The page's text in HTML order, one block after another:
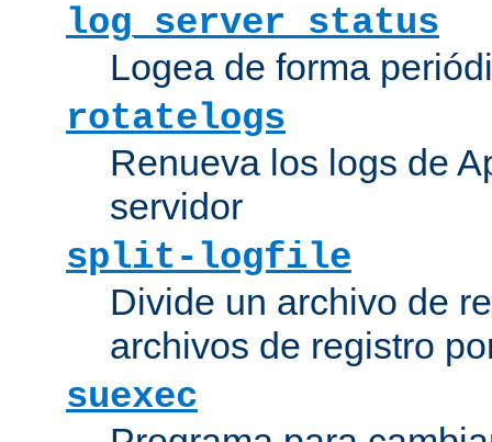
log_server_status
Logea de forma
rotatelogs
Renueva los logs de
servidor
split-logfile
Divide un archivo de
archivos de registro
suexec